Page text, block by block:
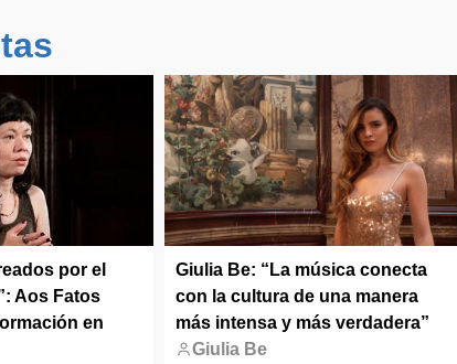
por el
Aos Fatos
en
Giulia Be: “La música conecta
con la cultura de una manera
más intensa y más verdadera”
Giulia Be